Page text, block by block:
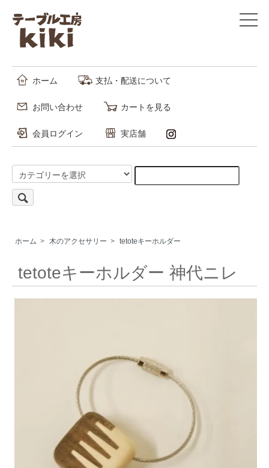
ホーム 支払・配送について
お問い合わせ カートを見る
会員ログイン 実店舗
ホーム > 木のアクセサリー > tetoteキーホルダー
tetoteキーホルダー 神代ニレ